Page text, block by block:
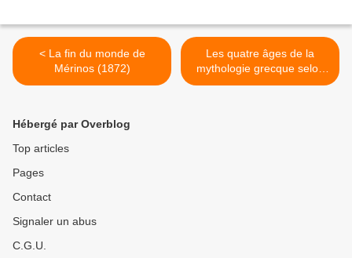
< La fin du monde de
Mérinos (1872)
Les quatre âges de la
mythologie grecque selon
Ovide >
Hébergé par Overblog
Top articles
Pages
Contact
Signaler un abus
C.G.U.